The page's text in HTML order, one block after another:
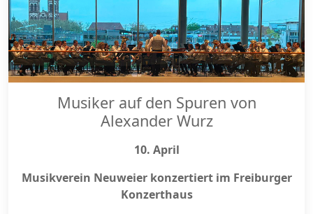
Musiker auf den Spuren von
Alexander Wurz
10. April
Musikverein Neuweier konzertiert im Freiburger
Konzerthaus